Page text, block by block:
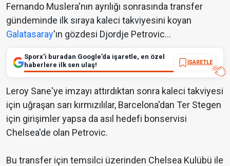
Fernando Muslera'nın ayrılığı sonrasında transfer
gündeminde ilk sıraya kaleci takviyesini koyan
Galatasaray'ın gözdesi Djordje Petrovic...
Sporx’i buradan Google’da işaretle, en özel
haberlere ilk sen ulaş!
İŞARETLE
Leroy Sane'ye imzayı attırdıktan sonra kaleci takviyesi
için uğraşan sarı kırmızılılar, Barcelona'dan Ter Stegen
için girişimler yapsa da asıl hedefi bonservisi
Chelsea'de olan Petrovic.
Bu transfer için temsilci üzerinden Chelsea Kulübü ile